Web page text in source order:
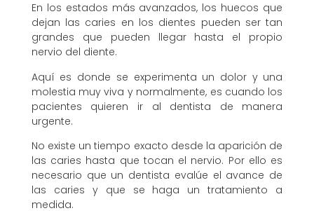
En los estados más avanzados, los huecos que
dejan las caries en los dientes pueden ser tan
grandes que pueden llegar hasta el propio
nervio del diente.
Aquí es donde se experimenta un dolor y una
molestia muy viva y normalmente, es cuando los
pacientes quieren ir al dentista de manera
urgente.
No existe un tiempo exacto desde la aparición de
las caries hasta que tocan el nervio. Por ello es
necesario que un dentista evalúe el avance de
las caries y que se haga un tratamiento a
medida.